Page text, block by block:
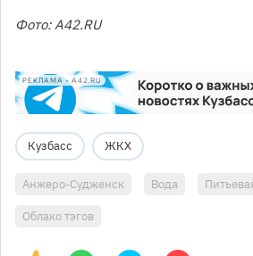
Фото: A42.RU
РЕКЛАМА • A42.RU
Кузбасс ЖКХ
Анжеро-Судженск Вода
Облако тэгов